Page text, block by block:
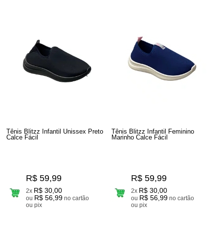
Tênis Blitzz Infantil Unissex Preto
Calce Fácil
R$ 59,99
2x R$ 30,00
ou R$ 56,99 no cartão
ou pix
Tênis Blitzz Infantil Feminino
Marinho Calce Fácil
R$ 59,99
2x R$ 30,00
ou R$ 56,99 no cartão
ou pix